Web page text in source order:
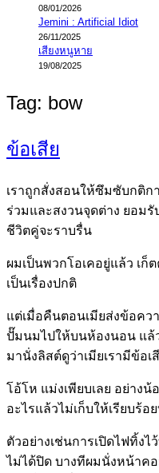
08/01/2026
Jemini : Artificial Idiot
26/11/2025
เสียงหนูหาย
19/08/2025
Tag: bow
ข้อเสีย
เราถูกสั่งสอนให้ซึมซับกติก
ร่วมและสงวนจุดต่าง ยอมรั
ชีวิตคู่จะราบรื่น
ผมเป็นพวกโอเคอยู่แล้ว เก็
เป็นเรื่องปกติ
แต่เมื่อคืนตอนเมียส่งข้อคว
ปั๊มนมไปให้บนห้องนอน แล้
มานั่งลิสต์ดูว่าเมียเรามีข้อเ
โอ้โห แม่งเพียบเลย อย่าง
อะไรแล้วไม่เก็บให้เรียบร้อ
ตัวอย่างเช่นการเปิดไฟทิ้ง
ไม่ได้ปิด บางทีผมนั่งหน้าค